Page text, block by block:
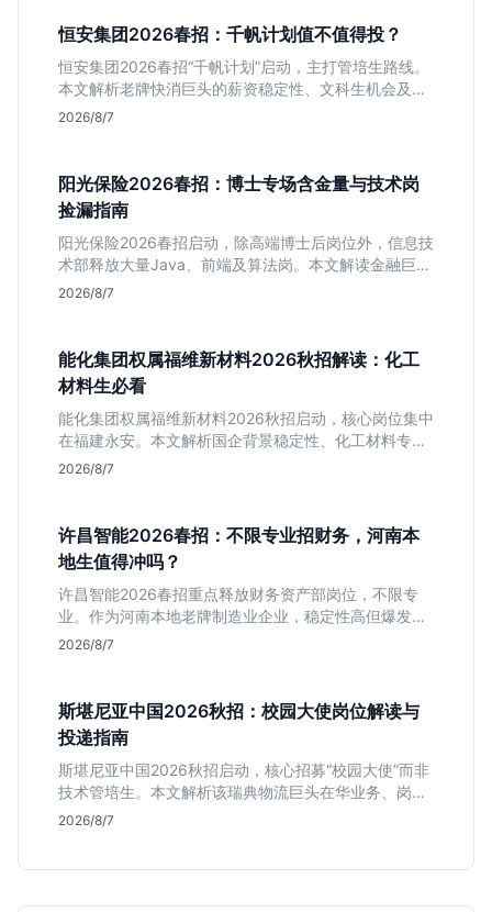
恒安集团2026春招：千帆计划值不值得投？
恒安集团2026春招“千帆计划”启动，主打管培生路线。
本文解析老牌快消巨头的薪资稳定性、文科生机会及决
策链条长的局限，帮你判断是否值得投递。
2026/8/7
阳光保险2026春招：博士专场含金量与技术岗
捡漏指南
阳光保险2026春招启动，除高端博士后岗位外，信息技
术部释放大量Java、前端及算法岗。本文解读金融巨头
校招门槛，分析技术岗需求与投递价值，助你快速判断
2026/8/7
能化集团权属福维新材料2026秋招解读：化工
材料生必看
能化集团权属福维新材料2026秋招启动，核心岗位集中
在福建永安。本文解析国企背景稳定性、化工材料专业
匹配度及工作地点限制，助理工科生判断是否值得投
2026/8/7
许昌智能2026春招：不限专业招财务，河南本
地生值得冲吗？
许昌智能2026春招重点释放财务资产部岗位，不限专
业。作为河南本地老牌制造业企业，稳定性高但爆发涨
薪机会少。适合想在本地积累工业场景经验的应届生。
2026/8/7
斯堪尼亚中国2026秋招：校园大使岗位解读与
投递指南
斯堪尼亚中国2026秋招启动，核心招募“校园大使”而非
技术管培生。本文解析该瑞典物流巨头在华业务、岗位
真实职责及不限专业背后的竞争逻辑，助你判断是否值
2026/8/7